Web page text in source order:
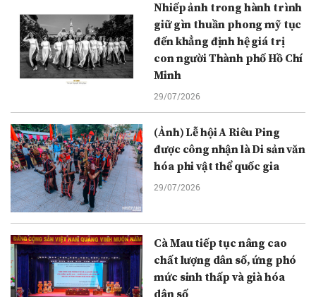
Nhiếp ảnh trong hành trình
giữ gìn thuần phong mỹ tục
đến khẳng định hệ giá trị
con người Thành phố Hồ Chí
Minh
29/07/2026
(Ảnh) Lễ hội A Riêu Ping
được công nhận là Di sản văn
hóa phi vật thể quốc gia
29/07/2026
Cà Mau tiếp tục nâng cao
chất lượng dân số, ứng phó
mức sinh thấp và già hóa